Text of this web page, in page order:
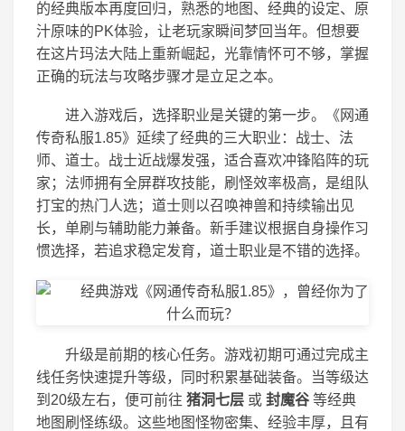
的经典版本再度回归，熟悉的地图、经典的设定、原
汁原味的PK体验，让老玩家瞬间梦回当年。但想要
在这片玛法大陆上重新崛起，光靠情怀可不够，掌握
正确的玩法与攻略步骤才是立足之本。
进入游戏后，选择职业是关键的第一步。《网通
传奇私服1.85》延续了经典的三大职业：战士、法
师、道士。战士近战爆发强，适合喜欢冲锋陷阵的玩
家；法师拥有全屏群攻技能，刷怪效率极高，是组队
打宝的热门人选；道士则以召唤神兽和持续输出见
长，单刷与辅助能力兼备。新手建议根据自身操作习
惯选择，若追求稳定发育，道士职业是不错的选择。
升级是前期的核心任务。游戏初期可通过完成主
线任务快速提升等级，同时积累基础装备。当等级达
到20级左右，便可前往 猪洞七层 或 封魔谷 等经典
地图刷怪练级。这些地图怪物密集、经验丰厚，且有